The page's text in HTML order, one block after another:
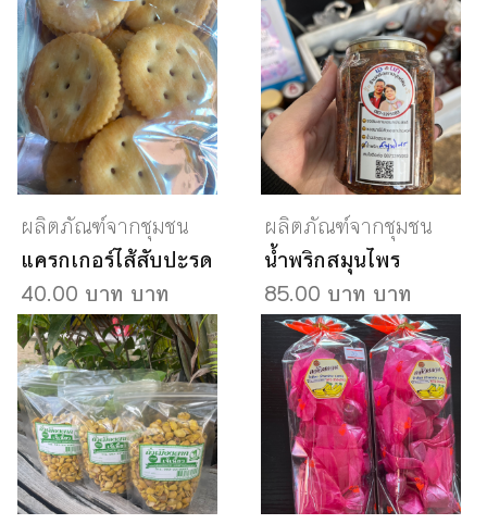
ผลิตภัณฑ์จากชุมชน
แครกเกอร์ไส้สับปะรด
40.00 บาท บาท
ผลิตภัณฑ์จากชุมชน
น้ำพริกสมุนไพร
85.00 บาท บาท